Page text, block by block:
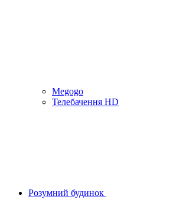
Megogo
Телебачення HD
Розумний будинок